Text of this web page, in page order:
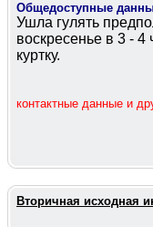
Общедоступные
Ушла гулять
воскресенье в 3 -
куртку.
контактные данные и
Вторичная исходная